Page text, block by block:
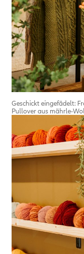
Geschickt eingefädelt:
Pullover aus mährle-